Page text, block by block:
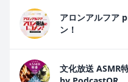
アロンアルフア
ン！
文化放送 ASMR